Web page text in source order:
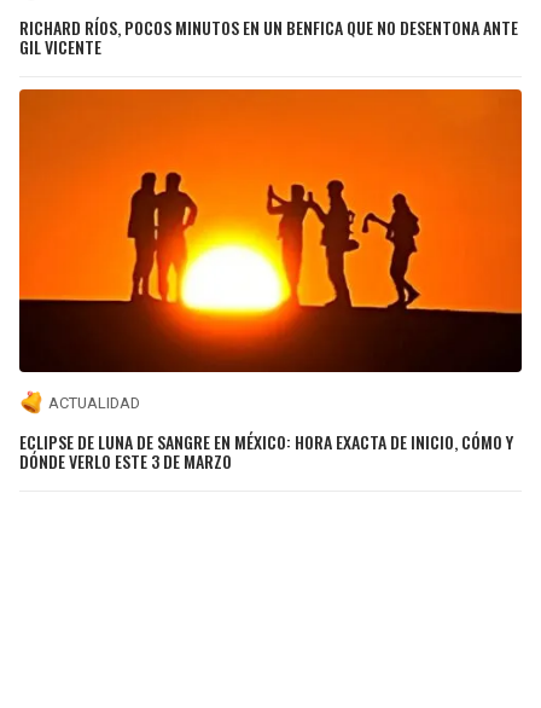
RICHARD RÍOS, POCOS MINUTOS EN UN BENFICA QUE NO DESENTONA ANTE
GIL VICENTE
ACTUALIDAD
ECLIPSE DE LUNA DE SANGRE EN MÉXICO: HORA EXACTA DE INICIO, CÓMO Y
DÓNDE VERLO ESTE 3 DE MARZO